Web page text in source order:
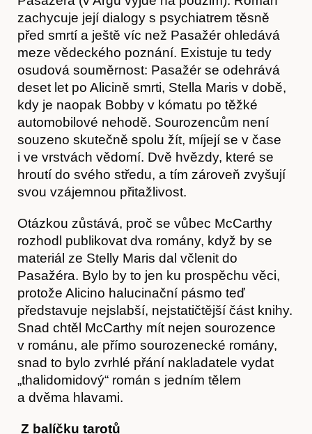
O nás
zachycuje její dialogy s psychiatrem těsně
před smrtí a ještě víc než Pasažér ohledává
meze vědeckého poznání. Existuje tu tedy
osudová souměrnost: Pasažér se odehrává
deset let po Alicině smrti, Stella Maris v době,
kdy je naopak Bobby v kómatu po těžké
automobilové nehodě. Sourozencům není
souzeno skutečně spolu žít, míjejí se v čase
i ve vrstvách vědomí. Dvě hvězdy, které se
hroutí do svého středu, a tím zároveň zvyšují
svou vzájemnou přitažlivost.
Otázkou zůstává, proč se vůbec McCarthy
rozhodl publikovat dva romány, když by se
materiál ze Stelly Maris dal včlenit do
Pasažéra. Bylo by to jen ku prospěchu věci,
protože Alicino halucinační pásmo teď
představuje nejslabší, nejstatičtější část knihy.
Snad chtěl McCarthy mít nejen sourozence
v románu, ale přímo sourozenecké romány,
snad to bylo zvrhlé přání nakladatele vydat
„thalidomidový“ román s jedním tělem
a dvěma hlavami.
Z balíčku tarotů